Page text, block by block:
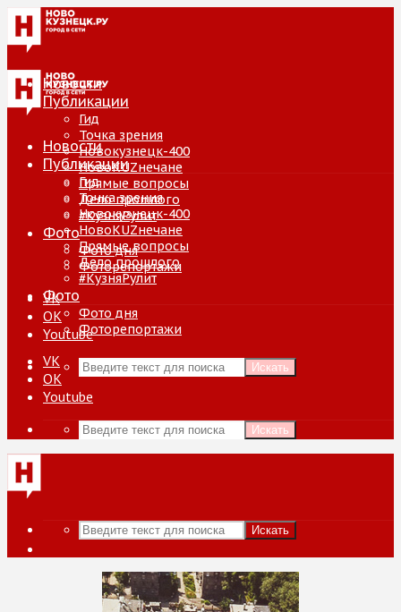
Новости
Публикации
Гид
Точка зрения
Новокузнецк-400
НовоKUZнечане
Прямые вопросы
Дело прошлого
#КузняРулит
Фото
Фото дня
Фоторепортажи
VK
ОК
Youtube
Искать
Новости
Публикации
Гид
Точка зрения
Новокузнецк-400
НовоKUZнечане
Прямые вопросы
Дело прошлого
#КузняРулит
Фото
Фото дня
Фоторепортажи
VK
ОК
Youtube
Искать
Искать